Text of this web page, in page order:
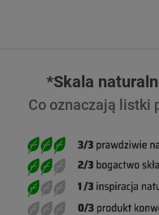
*Skala
Co oznaczają listki